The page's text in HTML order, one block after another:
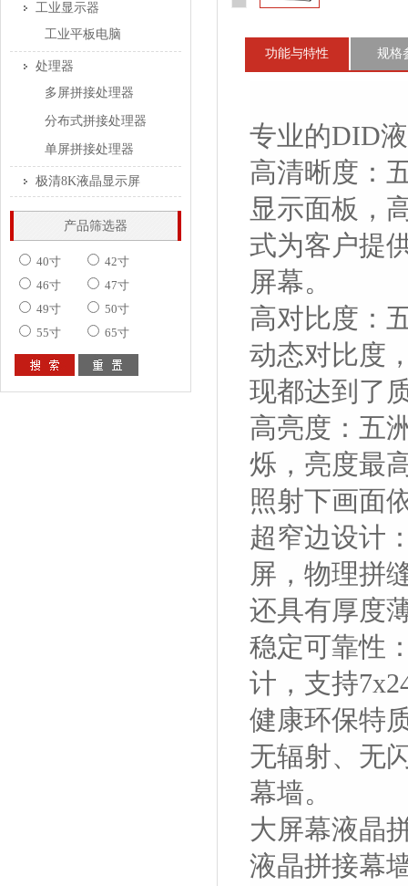
工业显示器
工业平板电脑
处理器
多屏拼接处理器
分布式拼接处理器
单屏拼接处理器
极清8K液晶显示屏
产品筛选器
40寸
42寸
46寸
47寸
49寸
50寸
55寸
65寸
功能与特性 规格
专业的DID
高清晰度：
显示面板，
式为客户提
屏幕。
高对比度：
动态对比度
现都达到了
高亮度：五
烁，亮度最
照射下画面
超窄边设计
屏，物理拼
还具有厚度
稳定可靠性
计，支持
健康环保特
无辐射、无
幕墙。
大屏幕液晶
液晶拼接幕